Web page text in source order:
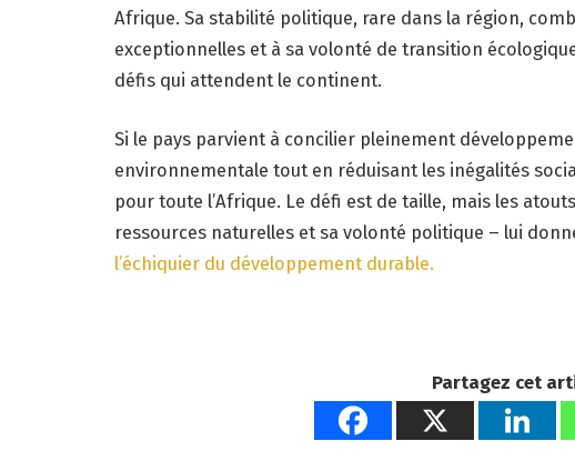
Afrique. Sa stabilité politique, rare dans la région,
exceptionnelles et à sa volonté de transition
défis qui attendent le continent.
Si le pays parvient à concilier pleinement
environnementale tout en réduisant les inégalités
pour toute l’Afrique. Le défi est de taille, mais les
ressources naturelles et sa volonté politique – lui
l’échiquier du développement durable.
Partagez cet